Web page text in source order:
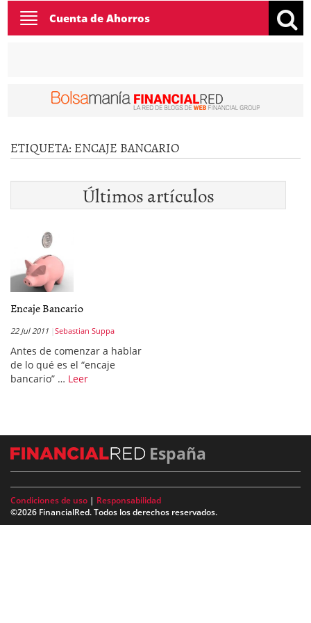
Toggle
navigation
Cuenta de Ahorros
ETIQUETA: ENCAJE BANCARIO
Últimos artículos
Encaje Bancario
22 Jul 2011 Sebastian Suppa
Antes de comenzar a hablar
de lo qué es el “encaje
bancario” … Leer
España
Condiciones de uso | Responsabilidad
©2026 FinancialRed. Todos los derechos reservados.